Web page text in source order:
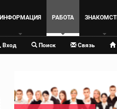
ИНФОРМАЦИЯ РАБОТА
Вход Поиск Связь